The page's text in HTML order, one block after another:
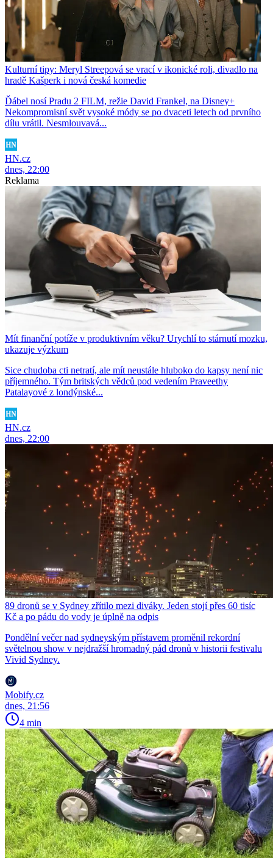
Kulturní tipy: Meryl Streepová se vrací v ikonické roli, divadlo na
hradě Kašperk i nová česká komedie
Ďábel nosí Pradu 2 FILM, režie David Frankel, na Disney+
Nekompromisní svět vysoké módy se po dvaceti letech od prvního
dílu vrátil. Nesmlouvavá...
HN.cz
dnes, 22:00
Reklama
Mít finanční potíže v produktivním věku? Urychlí to stárnutí mozku,
ukazuje výzkum
Sice chudoba cti netratí, ale mít neustále hluboko do kapsy není nic
příjemného. Tým britských vědců pod vedením Praveethy
Patalayové z londýnské...
HN.cz
dnes, 22:00
89 dronů se v Sydney zřítilo mezi diváky. Jeden stojí přes 60 tisíc
Kč a po pádu do vody je úplně na odpis
Pondělní večer nad sydneyským přístavem proměnil rekordní
světelnou show v nejdražší hromadný pád dronů v historii festivalu
Vivid Sydney.
Mobify.cz
dnes, 21:56
4 min